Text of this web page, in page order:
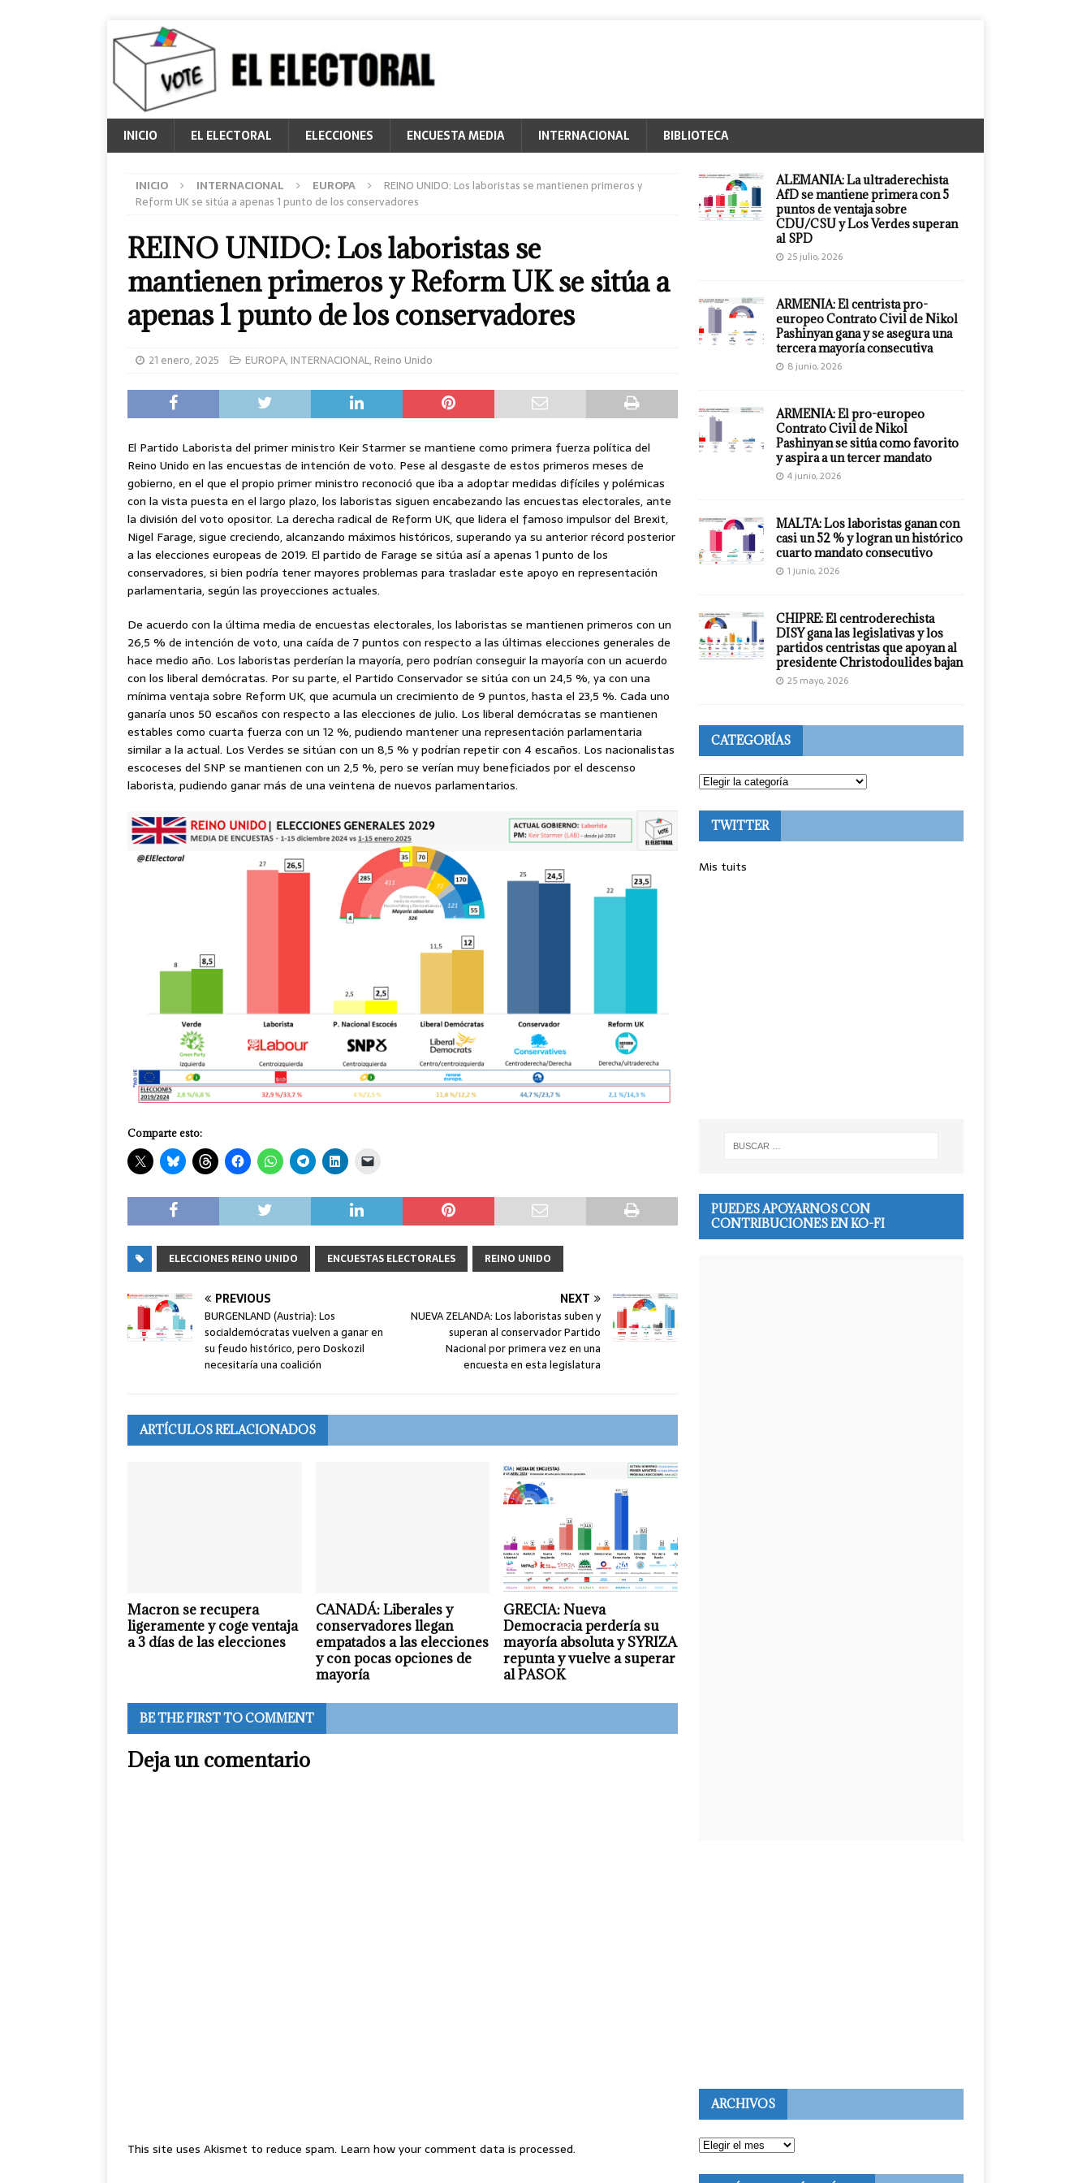
INICIO EL ELECTORAL ELECCIONES ENCUESTA MEDIA INTERNACIONAL BIBLIOTECA
INICIO INTERNACIONAL EUROPA
REINO UNIDO: Los laboristas se mantienen primeros y
Reform UK se sitúa a apenas 1 punto de los conservadores
REINO UNIDO: Los laboristas se
mantienen primeros y Reform UK se sitúa a
apenas 1 punto de los conservadores
21 enero, 2025 EUROPA, INTERNACIONAL, Reino Unido
El Partido Laborista del primer ministro Keir Starmer se mantiene como primera fuerza política del
Reino Unido en las encuestas de intención de voto. Pese al desgaste de estos primeros meses de
gobierno, en el que el propio primer ministro reconoció que iba a adoptar medidas difíciles y polémicas
con la vista puesta en el largo plazo, los laboristas siguen encabezando las encuestas electorales, ante
la división del voto opositor. La derecha radical de Reform UK, que lidera el famoso impulsor del Brexit,
Nigel Farage, sigue creciendo, alcanzando máximos históricos, superando ya su anterior récord posterior
a las elecciones europeas de 2019. El partido de Farage se sitúa así a apenas 1 punto de los
conservadores, si bien podría tener mayores problemas para trasladar este apoyo en representación
parlamentaria, según las proyecciones actuales.
De acuerdo con la última media de encuestas electorales, los laboristas se mantienen primeros con un
26,5 % de intención de voto, una caída de 7 puntos con respecto a las últimas elecciones generales de
hace medio año. Los laboristas perderían la mayoría, pero podrían conseguir la mayoría con un acuerdo
con los liberal demócratas. Por su parte, el Partido Conservador se sitúa con un 24,5 %, ya con una
mínima ventaja sobre Reform UK, que acumula un crecimiento de 9 puntos, hasta el 23,5 %. Cada uno
ganaría unos 50 escaños con respecto a las elecciones de julio. Los liberal demócratas se mantienen
estables como cuarta fuerza con un 12 %, pudiendo mantener una representación parlamentaria
similar a la actual. Los Verdes se sitúan con un 8,5 % y podrían repetir con 4 escaños. Los nacionalistas
escoceses del SNP se mantienen con un 2,5 %, pero se verían muy beneficiados por el descenso
laborista, pudiendo ganar más de una veintena de nuevos parlamentarios.
Comparte esto:
ELECCIONES REINO UNIDO ENCUESTAS ELECTORALES REINO UNIDO
PREVIOUS
BURGENLAND (Austria): Los
socialdemócratas vuelven a ganar en
su feudo histórico, pero Doskozil
necesitaría una coalición
NEXT
NUEVA ZELANDA: Los laboristas suben y
superan al conservador Partido
Nacional por primera vez en una
encuesta en esta legislatura
ARTÍCULOS RELACIONADOS
Macron se recupera
ligeramente y coge ventaja
a 3 días de las elecciones
CANADÁ: Liberales y
conservadores llegan
empatados a las elecciones
y con pocas opciones de
mayoría
GRECIA: Nueva
Democracia perdería su
mayoría absoluta y SYRIZA
repunta y vuelve a superar
al PASOK
BE THE FIRST TO COMMENT
Deja un comentario
This site uses Akismet to reduce spam. Learn how your comment data is processed.
ALEMANIA: La ultraderechista
AfD se mantiene primera con 5
puntos de ventaja sobre
CDU/CSU y Los Verdes superan
al SPD
25 julio, 2026
ARMENIA: El centrista pro-
europeo Contrato Civil de Nikol
Pashinyan gana y se asegura una
tercera mayoría consecutiva
8 junio, 2026
ARMENIA: El pro-europeo
Contrato Civil de Nikol
Pashinyan se sitúa como favorito
y aspira a un tercer mandato
4 junio, 2026
MALTA: Los laboristas ganan con
casi un 52 % y logran un histórico
cuarto mandato consecutivo
1 junio, 2026
CHIPRE: El centroderechista
DISY gana las legislativas y los
partidos centristas que apoyan al
presidente Christodoulides bajan
25 mayo, 2026
CATEGORÍAS
TWITTER
Mis tuits
PUEDES APOYARNOS CON
CONTRIBUCIONES EN KO-FI
ARCHIVOS